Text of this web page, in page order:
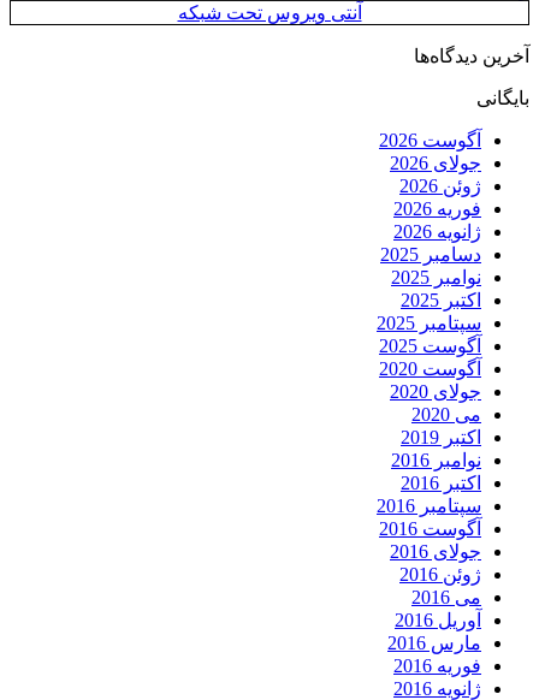
آنتی ویروس تحت شبکه
آخرین دیدگاه‌ها
بایگانی
آگوست 2026
جولای 2026
ژوئن 2026
فوریه 2026
ژانویه 2026
دسامبر 2025
نوامبر 2025
اکتبر 2025
سپتامبر 2025
آگوست 2025
آگوست 2020
جولای 2020
می 2020
اکتبر 2019
نوامبر 2016
اکتبر 2016
سپتامبر 2016
آگوست 2016
جولای 2016
ژوئن 2016
می 2016
آوریل 2016
مارس 2016
فوریه 2016
ژانویه 2016